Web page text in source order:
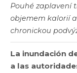
Pouhé zaplavení
objemem kalorií
chronickou
La inundación
a las